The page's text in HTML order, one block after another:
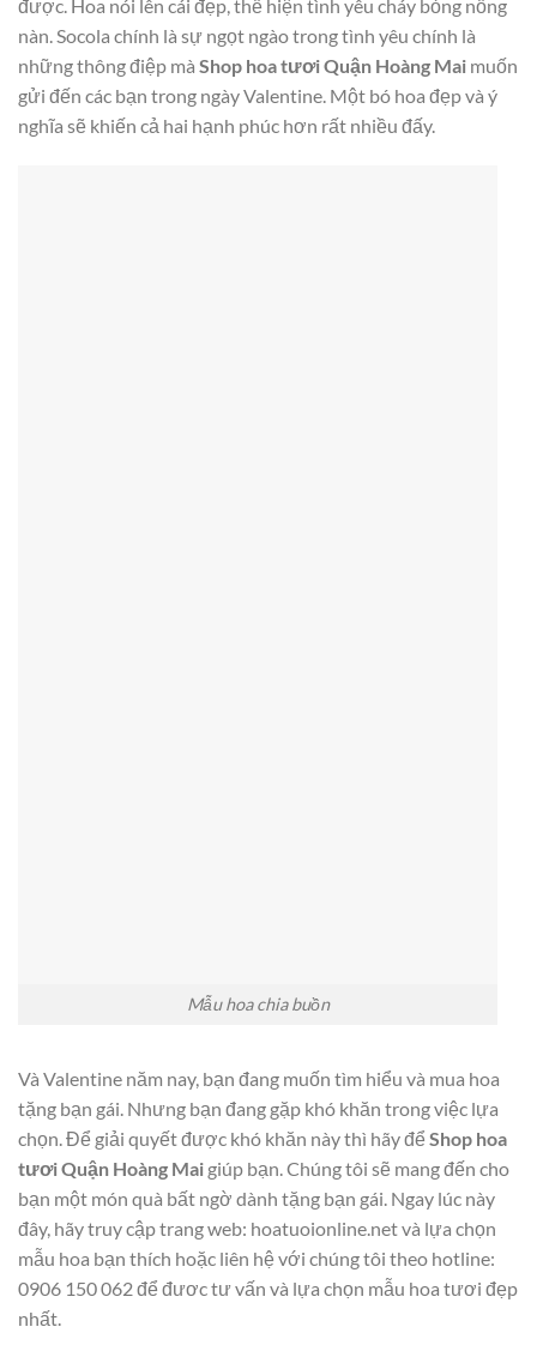
được. Hoa nói lên cái đẹp, thể hiện tình yêu cháy bỏng nồng
nàn. Socola chính là sự ngọt ngào trong tình yêu chính là
những thông điệp mà Shop hoa tươi Quận Hoàng Mai muốn
gửi đến các bạn trong ngày Valentine. Một bó hoa đẹp và ý
nghĩa sẽ khiến cả hai hạnh phúc hơn rất nhiều đấy.
Mẫu hoa chia buồn
Và Valentine năm nay, bạn đang muốn tìm hiểu và mua hoa
tặng bạn gái. Nhưng bạn đang gặp khó khăn trong việc lựa
chọn. Để giải quyết được khó khăn này thì hãy để Shop hoa
tươi Quận Hoàng Mai giúp bạn. Chúng tôi sẽ mang đến cho
bạn một món quà bất ngờ dành tặng bạn gái. Ngay lúc này
đây, hãy truy cập trang web: hoatuoionline.net và lựa chọn
mẫu hoa bạn thích hoặc liên hệ với chúng tôi theo hotline:
0906 150 062 để đươc tư vấn và lựa chọn mẫu hoa tươi đẹp
nhất.